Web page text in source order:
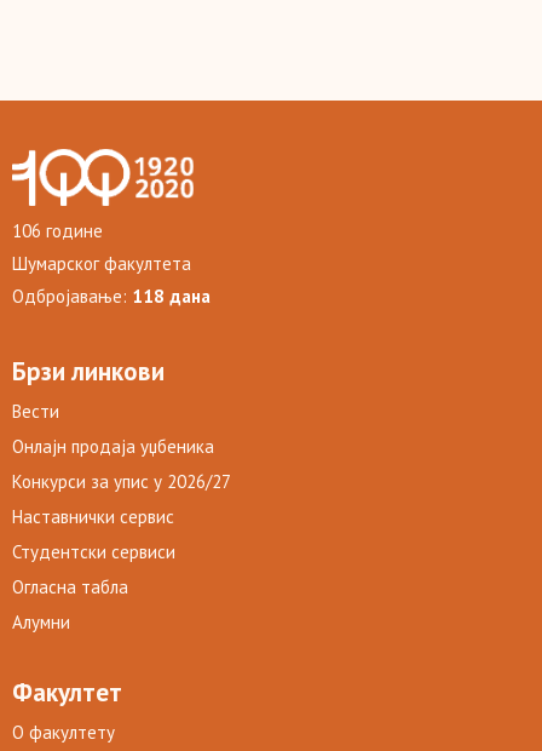
106 године
Шумарског факултета
Одбројавање: 118 дана
Брзи линкови
Вести
Онлајн продаја уџбеника
Конкурси за упис у 2026/27
Наставнички сервис
Студентски сервиси
Огласна табла
Алумни
Факултет
О факултету